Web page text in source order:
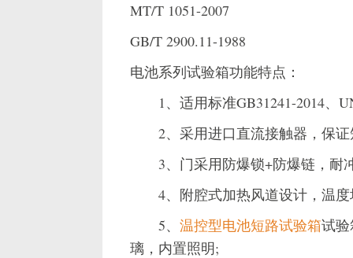
MT/T 1051-2007
GB/T 2900.11-1988
电池系列试验箱功能特点：
1、适用标准GB31241-2014、
2、采用进口直流接触器，保证
3、门采用防爆锁+防爆链，耐
4、附腔式加热风道设计，温度
5、 温控型电池短路试验箱试
璃，内置照明;